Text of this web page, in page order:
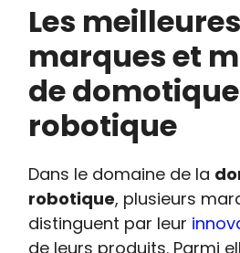
Les meilleures
marques et
de domotique
robotique
Dans le domaine de la
robotique, plusieurs
distinguent par leur
de leurs produits. Parmi